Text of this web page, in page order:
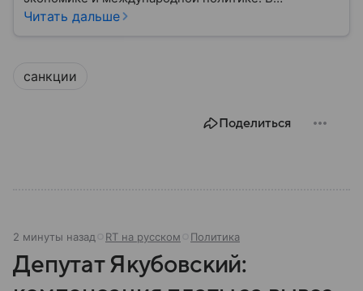
материале — основные сведения об этой стране.
Читать дальше
санкции
Поделиться
2 минуты назад RT на русском Политика
Депутат Якубовский: